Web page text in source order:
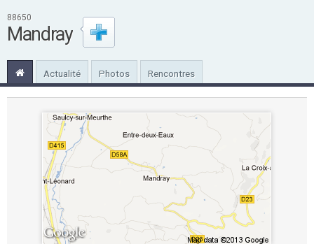
88650
Mandray
Actualité Photos Rencontres